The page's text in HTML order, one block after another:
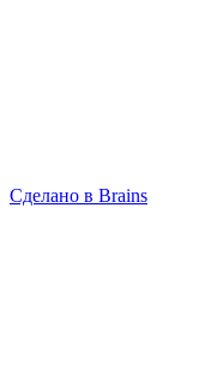
Сделано в Brains